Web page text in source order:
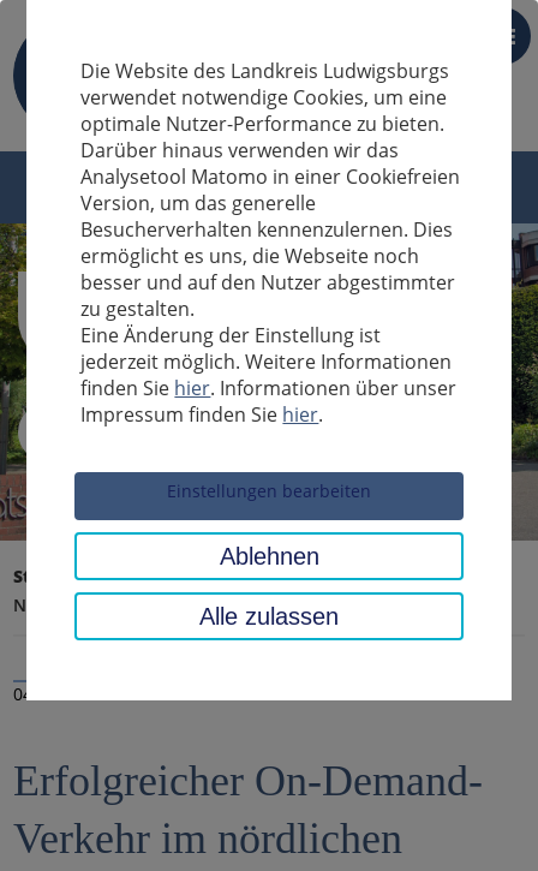
DE
Sucheingabe
Startseite Landratsamt, Landkreis
Aktuelles
Nachrichten
04.07.2025
Erfolgreicher On-Demand-
Verkehr im nördlichen
Die Website des Landkreis Ludwigsburgs
verwendet notwendige Cookies, um eine
optimale Nutzer-Performance zu bieten.
Darüber hinaus verwenden wir das
Analysetool Matomo in einer Cookiefreien
Version, um das generelle
Besucherverhalten kennenzulernen. Dies
ermöglicht es uns, die Webseite noch
besser und auf den Nutzer abgestimmter
zu gestalten.
Eine Änderung der Einstellung ist
jederzeit möglich. Weitere Informationen
finden Sie hier. Informationen über unser
Impressum finden Sie hier.
Einstellungen bearbeiten
Ablehnen
Alle zulassen